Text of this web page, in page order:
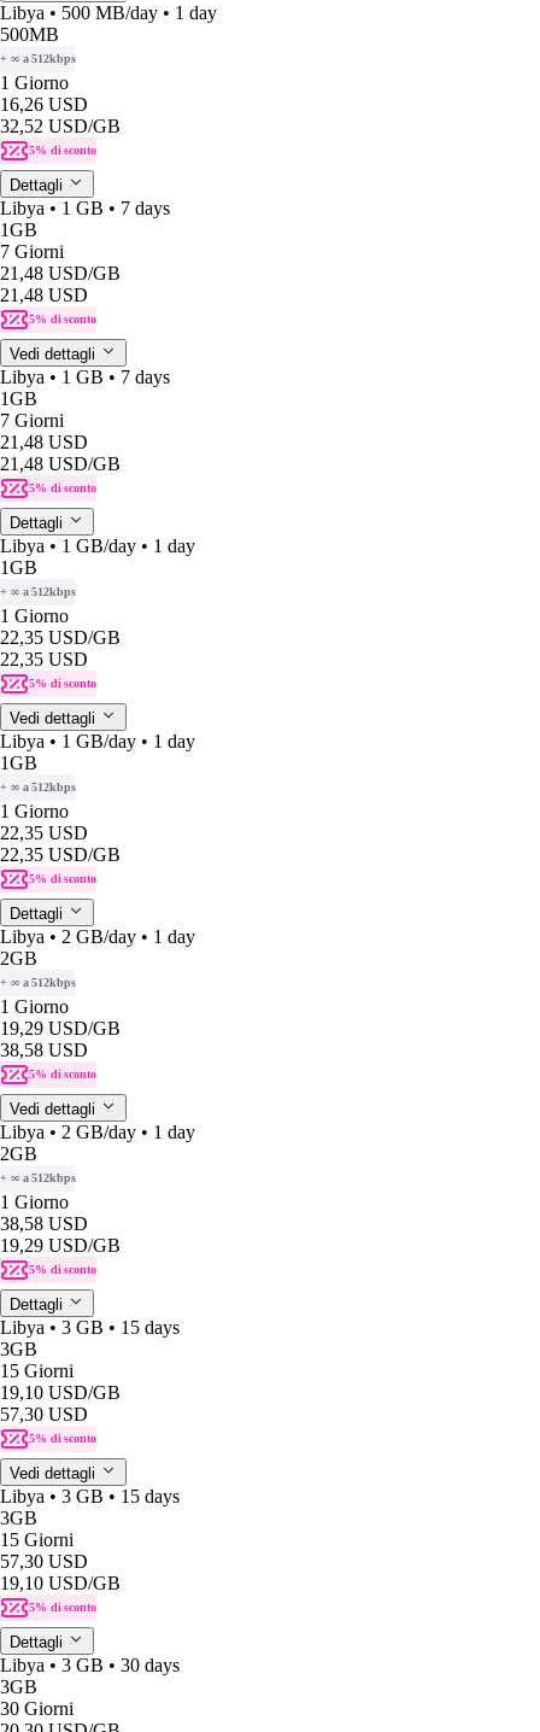
Libya • 500 MB/day • 1 day
500MB
+ ∞ a 512kbps
1 Giorno
16,26 USD
32,52 USD/GB
5% di sconto
Dettagli
Libya • 1 GB • 7 days
1GB
7 Giorni
21,48 USD/GB
21,48 USD
5% di sconto
Vedi dettagli
Libya • 1 GB • 7 days
1GB
7 Giorni
21,48 USD
21,48 USD/GB
5% di sconto
Dettagli
Libya • 1 GB/day • 1 day
1GB
+ ∞ a 512kbps
1 Giorno
22,35 USD/GB
22,35 USD
5% di sconto
Vedi dettagli
Libya • 1 GB/day • 1 day
1GB
+ ∞ a 512kbps
1 Giorno
22,35 USD
22,35 USD/GB
5% di sconto
Dettagli
Libya • 2 GB/day • 1 day
2GB
+ ∞ a 512kbps
1 Giorno
19,29 USD/GB
38,58 USD
5% di sconto
Vedi dettagli
Libya • 2 GB/day • 1 day
2GB
+ ∞ a 512kbps
1 Giorno
38,58 USD
19,29 USD/GB
5% di sconto
Dettagli
Libya • 3 GB • 15 days
3GB
15 Giorni
19,10 USD/GB
57,30 USD
5% di sconto
Vedi dettagli
Libya • 3 GB • 15 days
3GB
15 Giorni
57,30 USD
19,10 USD/GB
5% di sconto
Dettagli
Libya • 3 GB • 30 days
3GB
30 Giorni